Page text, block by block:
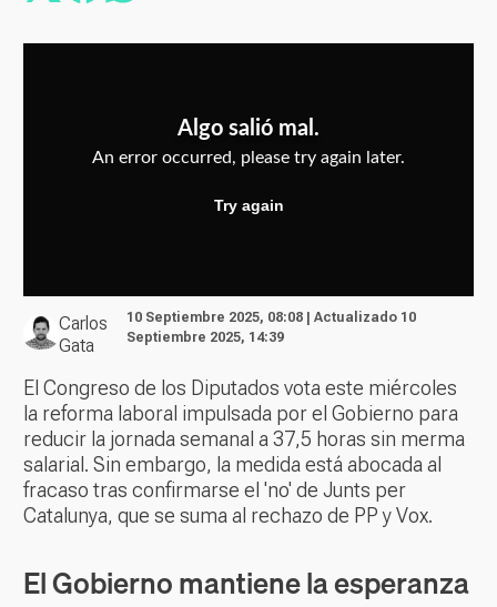
Carlos
Gata
10 Septiembre 2025, 08:08 | Actualizado 10
Septiembre 2025, 14:39
El Congreso de los Diputados vota este miércoles
la reforma laboral impulsada por el Gobierno para
reducir la jornada semanal a 37,5 horas sin merma
salarial. Sin embargo, la medida está abocada al
fracaso tras confirmarse el 'no' de Junts per
Catalunya, que se suma al rechazo de PP y Vox.
El Gobierno mantiene la esperanza